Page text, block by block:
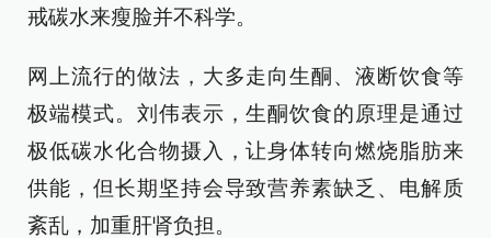
戒碳水来瘦脸并不科学。
网上流行的做法，大多走向生酮、液断饮食等
极端模式。刘伟表示，生酮饮食的原理是通过
极低碳水化合物摄入，让身体转向燃烧脂肪来
供能，但长期坚持会导致营养素缺乏、电解质
紊乱，加重肝肾负担。